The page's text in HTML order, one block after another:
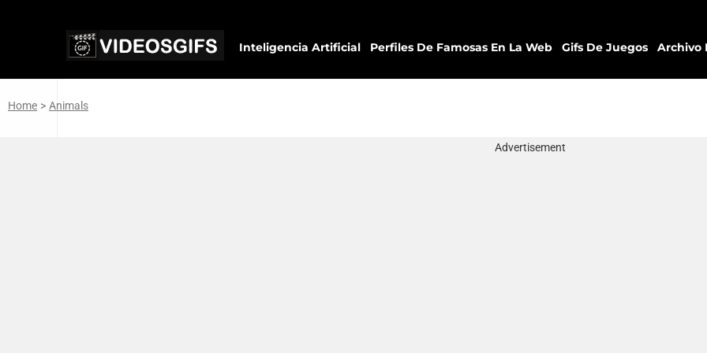
Inteligencia Artificial Perfiles De Famosas En La Web Gifs De Juegos Archivo
Home > Animals
Advertisement